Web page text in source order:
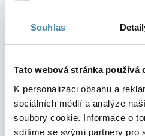
Souhlas
Tato webová stránka používá
K personalizaci obsahu a
sociálních médií a analýze
soubory cookie. Informace o
sdílíme se svými partnery pro
Abdominoplastik mit
Armlifting mit
Operationen unter